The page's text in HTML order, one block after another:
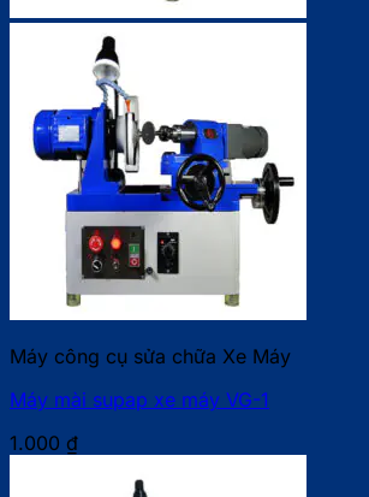
Máy công cụ sửa chữa Xe Máy
Máy mài supap xe máy VG-1
1.000 ₫